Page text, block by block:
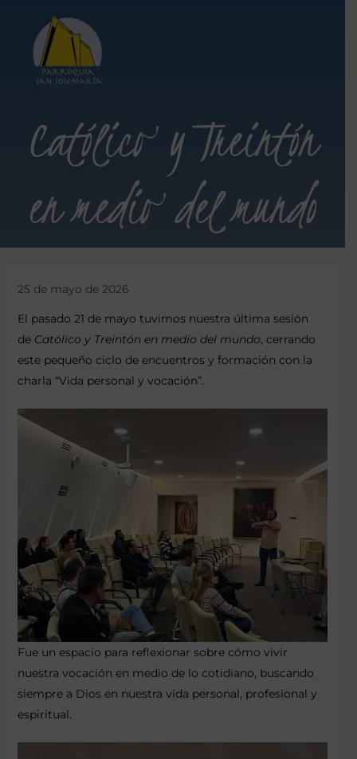
Católico y Treintón
en medio del mundo
25 de mayo de 2026
El pasado 21 de mayo tuvimos nuestra última sesión
de Católico y Treintón en medio del mundo, cerrando
este pequeño ciclo de encuentros y formación con la
charla “Vida personal y vocación”.
Fue un espacio para reflexionar sobre cómo vivir
nuestra vocación en medio de lo cotidiano, buscando
siempre a Dios en nuestra vida personal, profesional y
espiritual.